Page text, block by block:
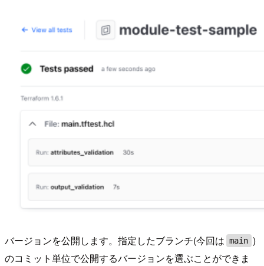
バージョンを公開します。指定したブランチ(今回は main )
のコミット単位で公開するバージョンを選ぶことができま